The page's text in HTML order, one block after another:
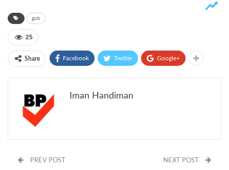
gub
25
Share Facebook Twitter Google+
Iman Handiman
PREV POST NEXT POST